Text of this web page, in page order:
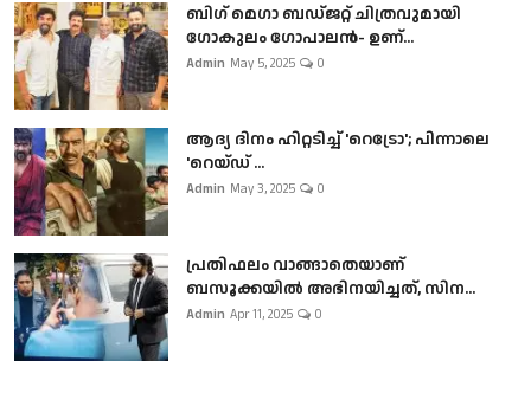
ബി​ഗ് മെഗാ ബഡ്ജറ്റ് ചിത്രവുമായി
ഗോകുലം ഗോപാലൻ- ഉണ്...
Admin May 5, 2025 0
ആദ്യ ദിനം ഹിറ്റടിച്ച് 'റെട്രോ'; പിന്നാലെ
'റെയ്ഡ് ...
Admin May 3, 2025 0
പ്രതിഫലം വാങ്ങാതെയാണ്
ബസൂക്കയില്‍ അഭിനയിച്ചത്, സിന...
Admin Apr 11, 2025 0